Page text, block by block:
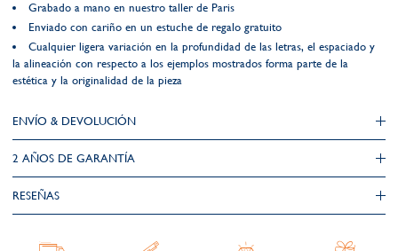
Grabado a mano en nuestro taller de Paris
Enviado con cariño en un estuche de regalo gratuito
Cualquier ligera variación en la profundidad de las letras, el espaciado y
la alineación con respecto a los ejemplos mostrados forma parte de la
estética y la originalidad de la pieza
ENVÍO & DEVOLUCIÓN
2 AÑOS DE GARANTÍA​
RESEÑAS